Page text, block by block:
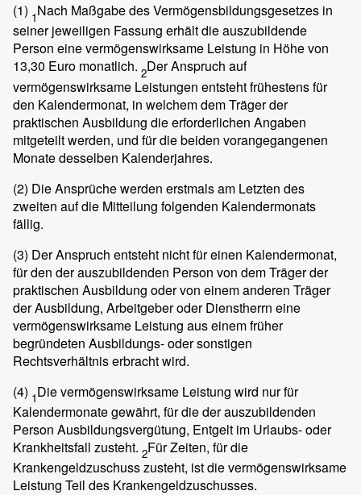
(1) 1Nach Maßgabe des Vermögensbildungsgesetzes in
seiner jeweiligen Fassung erhält die auszubildende
Person eine vermögenswirksame Leistung in Höhe von
13,30 Euro monatlich. 2Der Anspruch auf
vermögenswirksame Leistungen entsteht frühestens für
den Kalendermonat, in welchem dem Träger der
praktischen Ausbildung die erforderlichen Angaben
mitgeteilt werden, und für die beiden vorangegangenen
Monate desselben Kalenderjahres.
(2) Die Ansprüche werden erstmals am Letzten des
zweiten auf die Mitteilung folgenden Kalendermonats
fällig.
(3) Der Anspruch entsteht nicht für einen Kalendermonat,
für den der auszubildenden Person von dem Träger der
praktischen Ausbildung oder von einem anderen Träger
der Ausbildung, Arbeitgeber oder Dienstherrn eine
vermögenswirksame Leistung aus einem früher
begründeten Ausbildungs- oder sonstigen
Rechtsverhältnis erbracht wird.
(4) 1Die vermögenswirksame Leistung wird nur für
Kalendermonate gewährt, für die der auszubildenden
Person Ausbildungsvergütung, Entgelt im Urlaubs- oder
Krankheitsfall zusteht. 2Für Zeiten, für die
Krankengeldzuschuss zusteht, ist die vermögenswirksame
Leistung Teil des Krankengeldzuschusses.